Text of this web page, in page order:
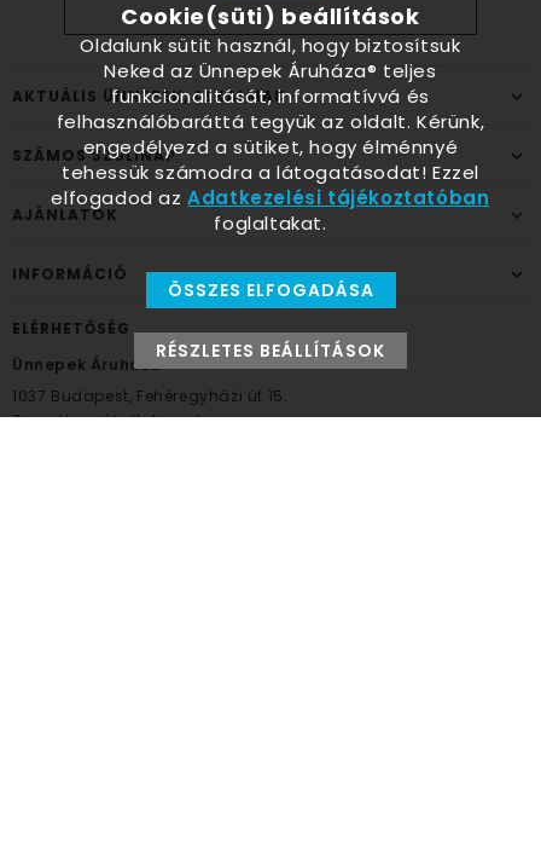
AKTUÁLIS ÜNNEPEK, ALKALMAK
SZÁMOS SZÜLINAP
AJÁNLATOK
INFORMÁCIÓ
ELÉRHETŐSÉG
Ünnepek Áruháza
1037 Budapest, Fehéregyházi út 15.
Személyes átvételi pont
Cookie(süti) beállítások
Oldalunk sütit használ, hogy biztosítsuk
Neked az Ünnepek Áruháza® teljes
funkcionalitását, informatívvá és
felhasználóbaráttá tegyük az oldalt. Kérünk,
engedélyezd a sütiket, hogy élménnyé
tehessük számodra a látogatásodat! Ezzel
elfogadod azAdatkezelési tájékoztatóban
foglaltakat.
ÖSSZES ELFOGADÁSA
RÉSZLETES BEÁLLÍTÁSOK